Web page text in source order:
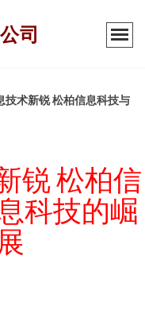
司
技术新锐 松柏信息科技与
锐 松柏信
科技的崛